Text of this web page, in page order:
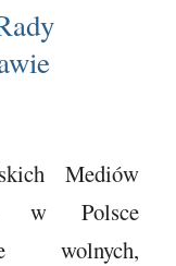
Mediów
w Polsce
wolnych,